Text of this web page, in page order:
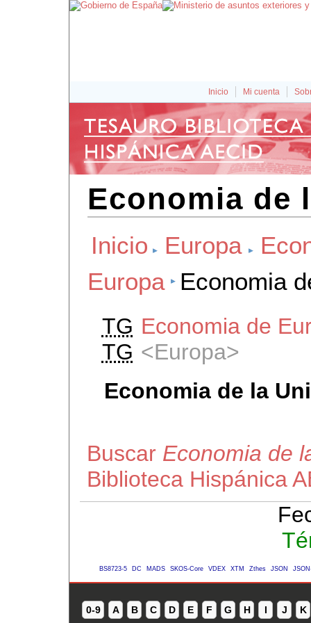
Inicio Mi cuenta
Economia de
Inicio Europa
Europa
Economia
TG Economia de
TG
Europa
Economia de la
Buscar Economia de
Biblioteca Hispánica
BS8723-5 DC MADS SKOS-Core VDEX XTM Zthes JSON
0-9 A B C D E F G H I J K